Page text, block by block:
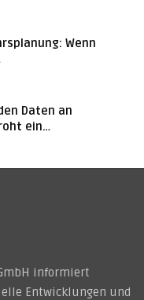
Wenn
Daten an
ein…
informiert
Entwicklungen und